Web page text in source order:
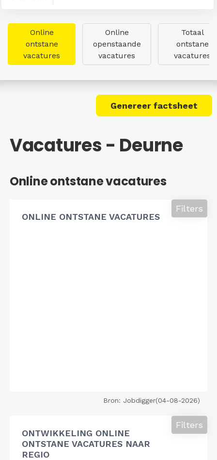
Online
ontstane
vacatures
Online
openstaande
vacatures
Totaal
ontstane
vacatures
Genereer factsheet
Vacatures - Deurne
Online ontstane vacatures
ONLINE ONTSTANE VACATURES
Filters
Bron: Jobdigger(04-08-2026)
ONTWIKKELING ONLINE
ONTSTANE VACATURES NAAR
REGIO
Filters